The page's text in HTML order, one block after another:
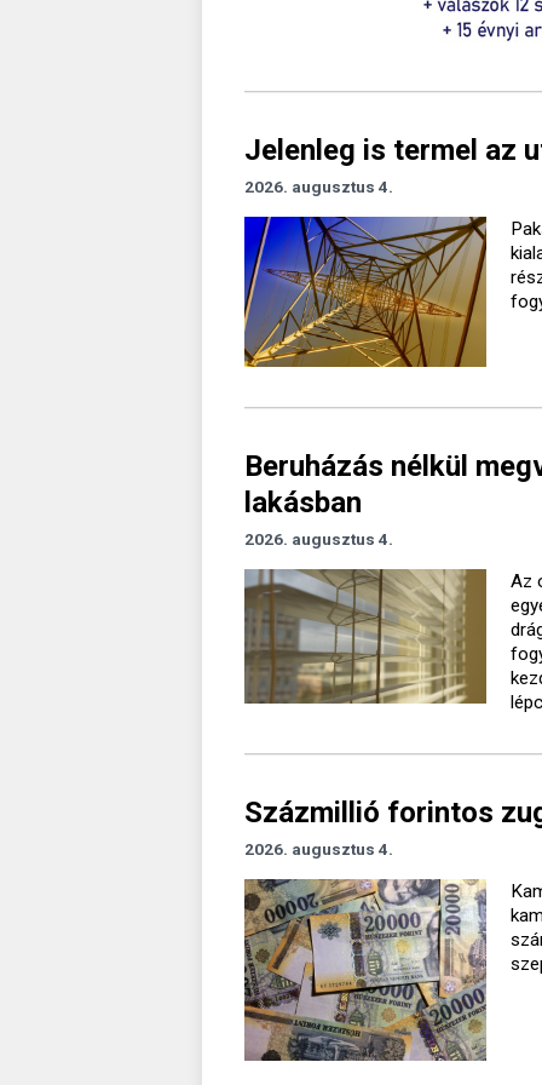
Jelenleg is termel az
2026. augusztus 4.
Beruházás nélkül
lakásban
2026. augusztus 4.
Az
Százmillió forintos
2026. augusztus 4.